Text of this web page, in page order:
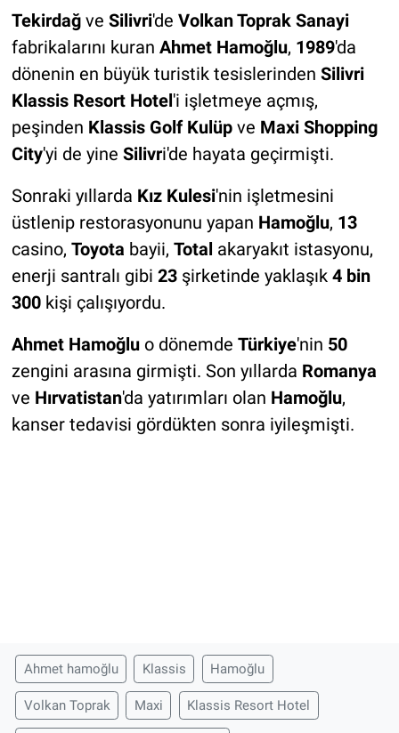
Tekirdağve Silivri'de Volkan Toprak Sanayi
fabrikalarını kuran Ahmet Hamoğlu, 1989'da
dönenin en büyük turistik tesislerinden Silivri
Klassis Resort Hotel'i işletmeye açmış,
peşinden Klassis Golf Kulüpve Maxi Shopping
City'yi de yine Silivri'de hayata geçirmişti.
Sonraki yıllarda Kız Kulesi'nin işletmesini
üstlenip restorasyonunu yapan Hamoğlu, 13
casino, Toyota bayii, Total akaryakıt istasyonu,
enerji santralı gibi 23 şirketinde yaklaşık 4 bin
300 kişi çalışıyordu.
Ahmet Hamoğlu o dönemde Türkiye'nin 50
zengini arasına girmişti. Son yıllarda Romanya
ve Hırvatistan'da yatırımları olan Hamoğlu,
kanser tedavisi gördükten sonra iyileşmişti.
Ahmet hamoğlu Klassis Hamoğlu
Volkan Toprak Maxi Klassis Resort Hotel